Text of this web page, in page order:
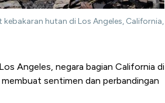
hutan di Los Angeles, California,
Angeles, negara bagian California di
sentimen dan perbandingan